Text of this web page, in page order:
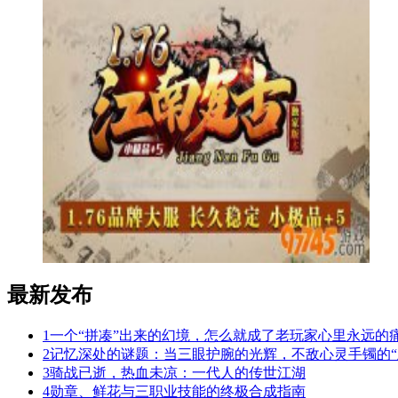
最新发布
1一个“拼凑”出来的幻境，怎么就成了老玩家心里永远的
2记忆深处的谜题：当三眼护腕的光辉，不敌心灵手镯的
3骑战已逝，热血未凉：一代人的传世江湖
4勋章、鲜花与三职业技能的终极合成指南